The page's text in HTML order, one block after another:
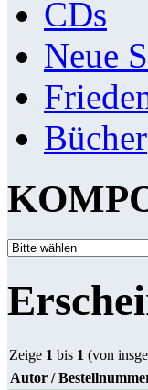
CDs
Neue
Bücher
Zeige 1 bis 1 (von
Autor /